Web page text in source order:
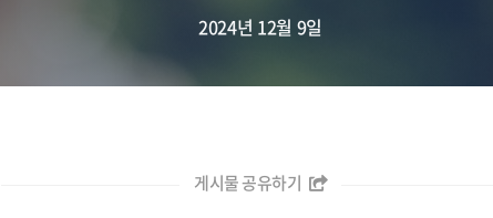
2024년 12월 9일
게시물 공유하기